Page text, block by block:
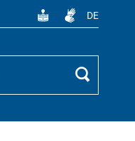
DE
Search